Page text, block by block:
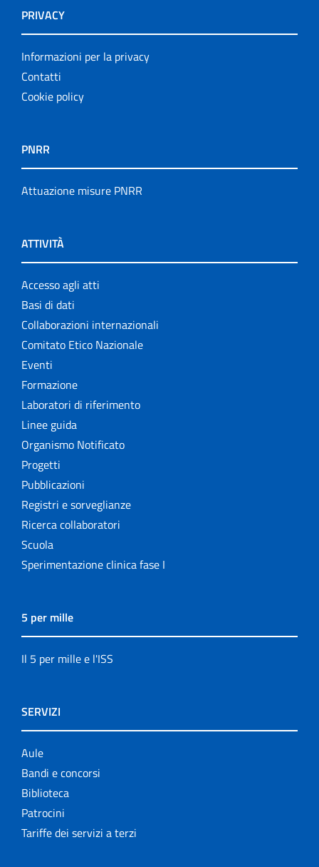
PRIVACY
Informazioni per la privacy
Contatti
Cookie policy
PNRR
Attuazione misure PNRR
ATTIVITÀ
Accesso agli atti
Basi di dati
Collaborazioni internazionali
Comitato Etico Nazionale
Eventi
Formazione
Laboratori di riferimento
Linee guida
Organismo Notificato
Progetti
Pubblicazioni
Registri e sorveglianze
Ricerca collaboratori
Scuola
Sperimentazione clinica fase I
5 per mille
Il 5 per mille e l'ISS
SERVIZI
Aule
Bandi e concorsi
Biblioteca
Patrocini
Tariffe dei servizi a terzi